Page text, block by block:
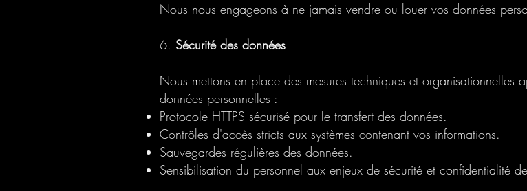
Nous nous engageons à ne jamais vendre ou louer vos données
6. Sécurité des données
Nous mettons en place des mesures techniques et organisationnelles
données personnelles :
Protocole HTTPS sécurisé pour le transfert des données.
Contrôles d'accès stricts aux systèmes contenant vos informations.
Sauvegardes régulières des données.
Sensibilisation du personnel aux enjeux de sécurité et confidentialité